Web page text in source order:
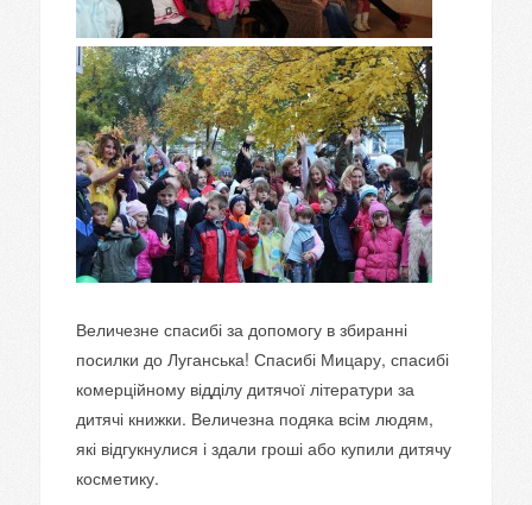
Величезне спасибі за допомогу в збиранні
посилки до Луганська! Спасибі Мицару, спасибі
комерційному відділу дитячої літератури за
дитячі книжки. Величезна подяка всім людям,
які відгукнулися і здали гроші або купили дитячу
косметику.